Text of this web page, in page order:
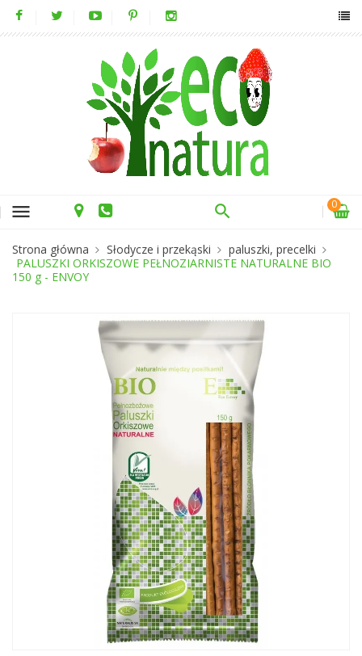
menu 0
Strona główna Słodycze i przekąski
paluszki, precelki
PALUSZKI ORKISZOWE PEŁNOZIARNISTE NATURALNE BIO
150 g - ENVOY